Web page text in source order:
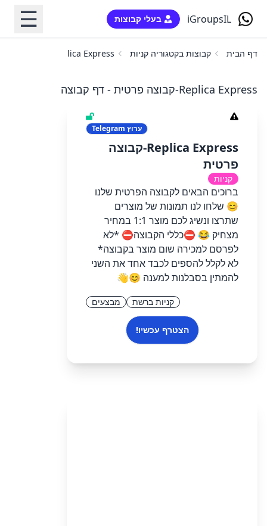
iGroupsIL בעלי קבוצות ☰
דף הבית קבוצות בקטגוריה קניות Replica Express-קבוצה פרטית
Replica Express-קבוצה פרטית - דף קבוצה
ערוץ
Replica Express-קבוצה
פרטית
קניות
ברוכים הבאים לקבוצה הפרטית שלנו
😊 שלחו לנו תמונות של מוצרים
שתרצו ונשיג לכם מוצר 1:1 במחיר
מצחיק 😂 ⛔️כללי הקבוצה⛔️ *לא
לפרסם למכירה שום מוצר בקבוצה*
לא לקלל להספים לכבד אחד את השני
להמתין בסבלנות למענה 😊👋
קניות ברשת מבצעים
הצטרף עכשיו!